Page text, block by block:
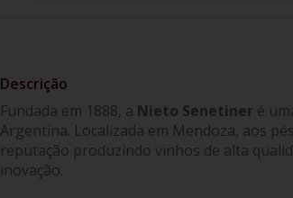
Fundada em 1888, a Nieto Senetiner é
Argentina. Localizada em Mendoza, aos
reputação produzindo vinhos de alta
inovação.